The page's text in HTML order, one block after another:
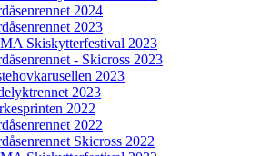
2024
2023
Skiskytterfestival 2023
- Skicross 2023
2023
2023
2022
2022
Skicross 2022